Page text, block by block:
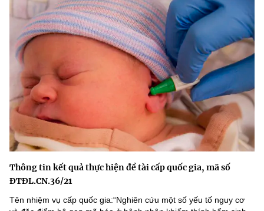
Thông tin kết quả thực hiện đề tài cấp quốc gia, mã số
ĐTĐL.CN.36/21
Tên nhiệm vụ cấp quốc gia:“Nghiên cứu một số yếu tố nguy cơ